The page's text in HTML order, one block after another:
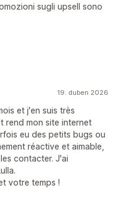
sugli upsell sono
19. duben 2026
et j'en suis très
rend mon site internet
eu des petits bugs ou
réactive et aimable,
contacter. J'ai
votre temps !